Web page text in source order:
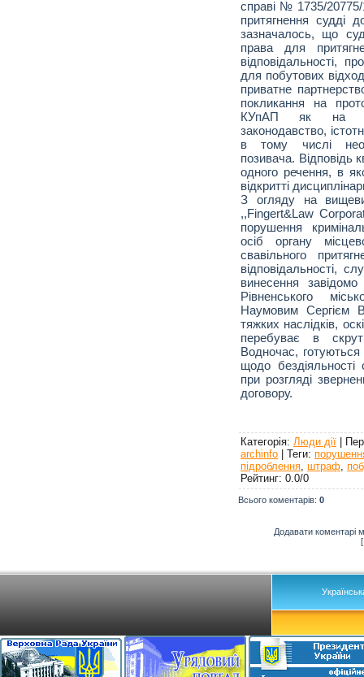
справі № 1735/20775/
притягнення судді
зазначалось, що
права для
відповідальності,
для побутових
приватне
покликання на
КУпАП як на
законодавство,
в тому числі
позивача. Відповідь
одного речення, в
відкритті
З огляду на
,,Fingert&Law
порушення
осіб органу
свавільного
відповідальності,
винесення
Рівненського
Наумовим Сергієм
тяжких наслідків,
перебуває в
Водночас,
щодо бездіяльності
при розгляді
договору.
Категорія: Люди дії |
archinfo | Теги:
підроблення штраф
Рейтинг: 0.0/0
Всього коментарів: 0
Додавати коментарі